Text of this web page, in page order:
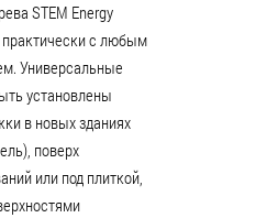
STEM Energy
с любым
Универсальные
установлены
в новых зданиях
поверх
или под плиткой,